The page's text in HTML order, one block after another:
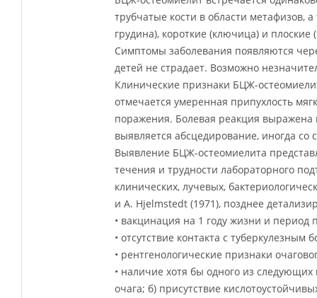
трубчатые кости в области метафизов,
грудина), короткие (ключица) и плоские
Симптомы заболевания появляются
детей не страдает. Возможно
Клинические признаки БЦЖ-
отмечается умеренная припухлость
поражения. Болевая реакция
выявляется абсцедирование, иногда со
Выявление БЦЖ-остеомиелита
течения и трудности лабораторного
клинических, лучевых,
и A. Hjelmstedt (1971), позднее
• вакцинация на 1 году жизни и период
• отсутствие контакта с туберкулезным
• рентгенологические признаки
• наличие хотя бы одного из
очага; б) присутствие